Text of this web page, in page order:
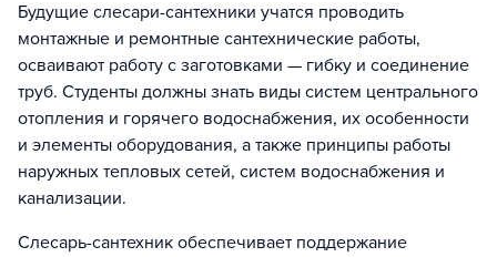
Будущие слесари-сантехники учатся проводить
монтажные и ремонтные сантехнические работы,
осваивают работу с заготовками — гибку и соединение
труб. Студенты должны знать виды систем центрального
отопления и горячего водоснабжения, их особенности
и элементы оборудования, а также принципы работы
наружных тепловых сетей, систем водоснабжения и
канализации.
Слесарь-сантехник обеспечивает поддержание